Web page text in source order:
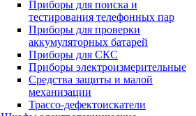
Приборы для поиска и
тестирования телефонных пар
Приборы для проверки
аккумуляторных батарей
Приборы для СКС
Приборы электроизмерительные
Средства защиты и малой
механизации
Трассо-дефектоискатели